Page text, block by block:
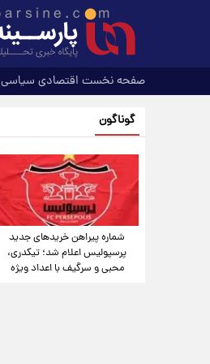
صفحه نخست اقتصادی سیاسی
گوناگون
شماره پیراهن خریدهای جدید
پرسپولیس اعلام شد؛ تیکدری،
محبی و سرگیف با اعداد ویژه